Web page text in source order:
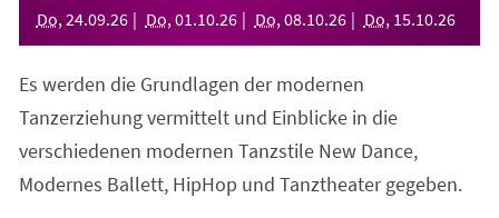
Do, 24.09.26 Do, 01 .10.26 Do, 08.10.26 Do, 15.10.26
Es werden die Grundlagen der modernen
Tanzerziehung vermittelt und Einblicke in die
verschiedenen modernen Tanzstile New Dance,
Modernes Ballett, HipHop und Tanztheater gegeben.